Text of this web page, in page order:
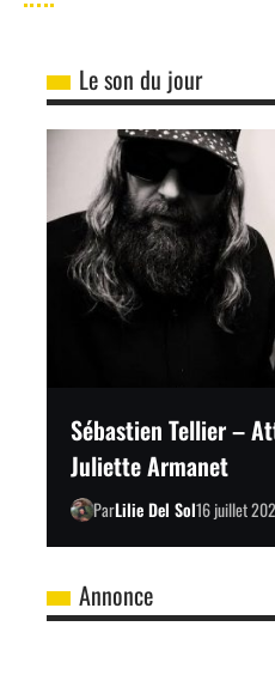
Le son du jour
Sébastien Tellier –
Juliette Armanet
ParLilie Del Sol16 juillet
Annonce